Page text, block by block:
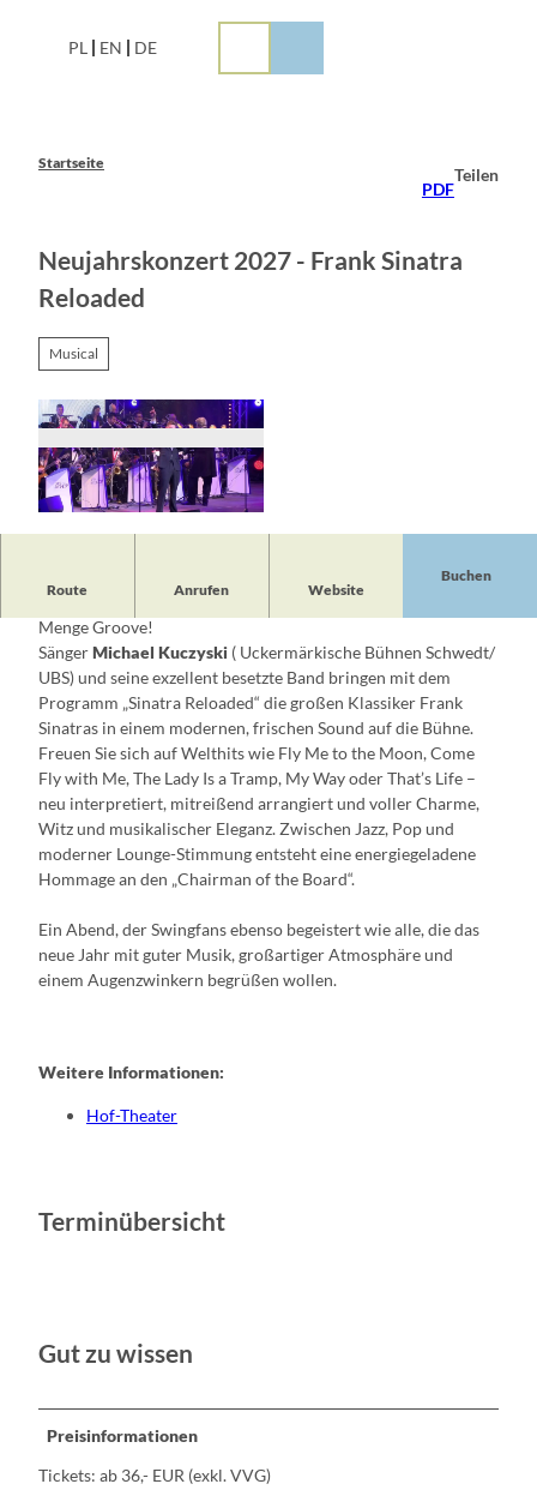
PL EN DE
Startseite
PDF
Teilen
Neujahrskonzert 2027 - Frank Sinatra
Reloaded
Musical
Route Anrufen Website
Buchen
Wir begrüßen das neue Jahr 2027 mit Swing, Stil und jeder
Menge Groove!
SängerMichael Kuczyski ( Uckermärkische Bühnen Schwedt/
UBS) und seine exzellent besetzte Band bringen mit dem
Programm „Sinatra Reloaded“ die großen Klassiker Frank
Sinatras in einem modernen, frischen Sound auf die Bühne.
Freuen Sie sich auf Welthits wie Fly Me to the Moon, Come
Fly with Me, The Lady Is a Tramp, My Way oder That’s Life –
neu interpretiert, mitreißend arrangiert und voller Charme,
Witz und musikalischer Eleganz. Zwischen Jazz, Pop und
moderner Lounge-Stimmung entsteht eine energiegeladene
Hommage an den „Chairman of the Board“.
Ein Abend, der Swingfans ebenso begeistert wie alle, die das
neue Jahr mit guter Musik, großartiger Atmosphäre und
einem Augenzwinkern begrüßen wollen.
Weitere Informationen:
Hof-Theater
Terminübersicht
Gut zu wissen
Preisinformationen
Tickets: ab 36,- EUR (exkl. VVG)